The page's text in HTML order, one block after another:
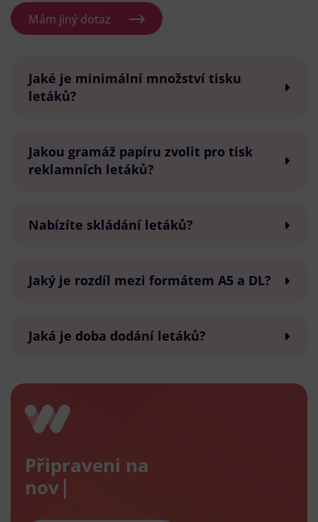
Mám jiný dotaz
Jaké je minimální množství tisku
letáků?
Jakou gramáž papíru zvolit pro tisk
reklamních letáků?
Nabízíte skládání letáků?
Jaký je rozdíl mezi formátem A5 a DL?
Jaká je doba dodání letáků?
Připraveni na
nový e-s